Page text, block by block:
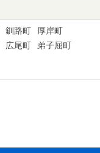
釧路町
厚岸町
広尾町
弟子屈町